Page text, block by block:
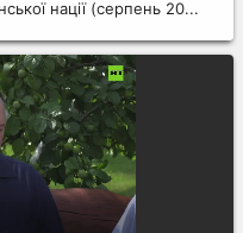
нації (серпень 20...